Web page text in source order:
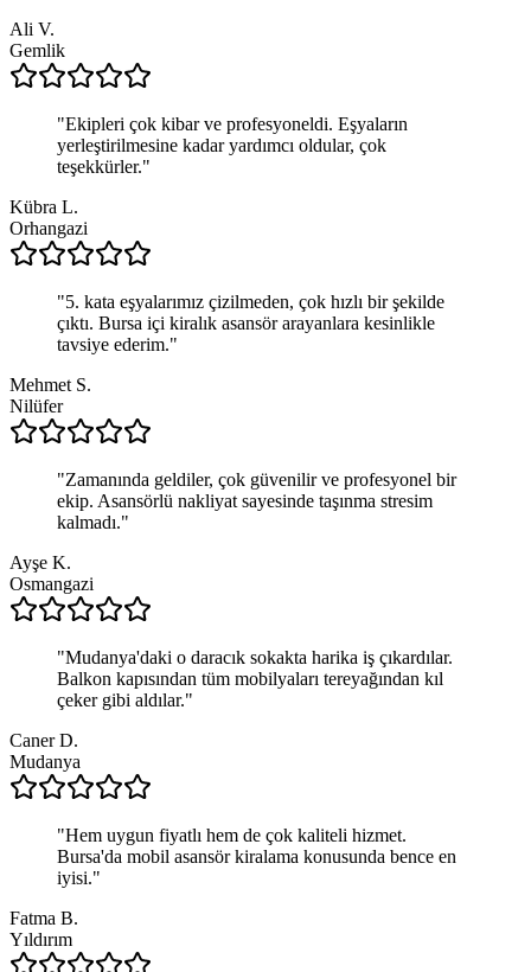
Ali V.
Gemlik
"Ekipleri çok kibar ve profesyoneldi. Eşyaların
yerleştirilmesine kadar yardımcı oldular, çok
teşekkürler."
Kübra L.
Orhangazi
"5. kata eşyalarımız çizilmeden, çok hızlı bir şekilde
çıktı. Bursa içi kiralık asansör arayanlara kesinlikle
tavsiye ederim."
Mehmet S.
Nilüfer
"Zamanında geldiler, çok güvenilir ve profesyonel bir
ekip. Asansörlü nakliyat sayesinde taşınma stresim
kalmadı."
Ayşe K.
Osmangazi
"Mudanya'daki o daracık sokakta harika iş çıkardılar.
Balkon kapısından tüm mobilyaları tereyağından kıl
çeker gibi aldılar."
Caner D.
Mudanya
"Hem uygun fiyatlı hem de çok kaliteli hizmet.
Bursa'da mobil asansör kiralama konusunda bence en
iyisi."
Fatma B.
Yıldırım